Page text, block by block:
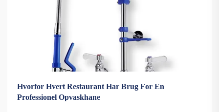
Hvorfor Hvert Restaurant Har Brug For En
Professionel Opvaskhane